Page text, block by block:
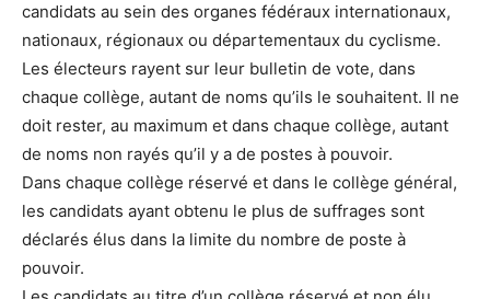
candidats au sein des organes fédéraux internationaux,
nationaux, régionaux ou départementaux du cyclisme.
Les électeurs rayent sur leur bulletin de vote, dans
chaque collège, autant de noms qu’ils le souhaitent. Il ne
doit rester, au maximum et dans chaque collège, autant
de noms non rayés qu’il y a de postes à pouvoir.
Dans chaque collège réservé et dans le collège général,
les candidats ayant obtenu le plus de suffrages sont
déclarés élus dans la limite du nombre de poste à
pouvoir.